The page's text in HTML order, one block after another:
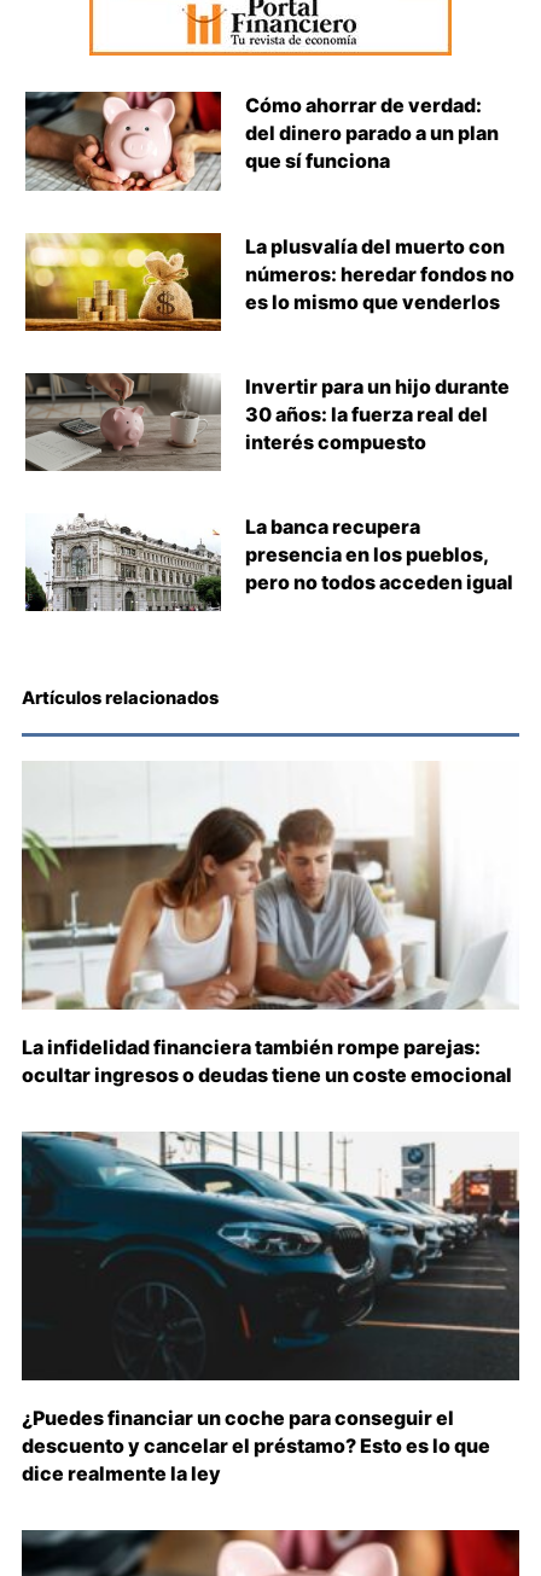
Cómo ahorrar de verdad:
del dinero parado a un plan
que sí funciona
La plusvalía del muerto con
números: heredar fondos no
es lo mismo que venderlos
Invertir para un hijo durante
30 años: la fuerza real del
interés compuesto
La banca recupera
presencia en los pueblos,
pero no todos acceden igual
Artículos relacionados
La infidelidad financiera también rompe parejas:
ocultar ingresos o deudas tiene un coste emocional
¿Puedes financiar un coche para conseguir el
descuento y cancelar el préstamo? Esto es lo que
dice realmente la ley